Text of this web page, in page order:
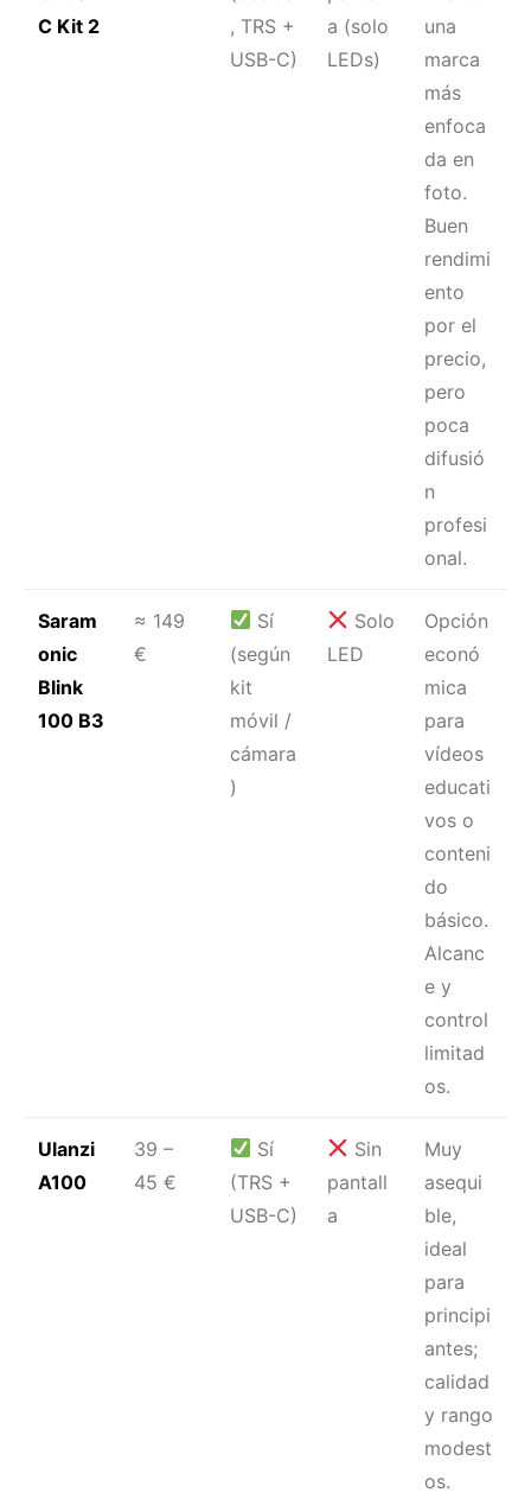
C Kit 2
, TRS +
USB-C)
a (solo
LEDs)
una
marca
más
enfoca
da en
foto.
Buen
rendimi
ento
por el
precio,
pero
poca
difusió
n
profesi
onal.
Saram
onic
Blink
100 B3
≈ 149
€
Sí
(según
kit
móvil /
cámara
)
Solo
LED
Opción
econó
mica
para
vídeos
educati
vos o
conteni
do
básico.
Alcanc
e y
control
limitad
os.
Ulanzi
A100
39 –
45 €
Sí
(TRS +
USB-C)
Sin
pantall
a
Muy
asequi
ble,
ideal
para
principi
antes;
calidad
y rango
modest
os.